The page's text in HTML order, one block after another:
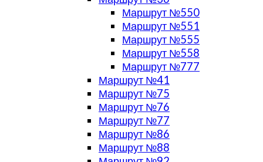
Маршрут №550
Маршрут №551
Маршрут №555
Маршрут №558
Маршрут №777
Маршрут №41
Маршрут №75
Маршрут №76
Маршрут №77
Маршрут №86
Маршрут №88